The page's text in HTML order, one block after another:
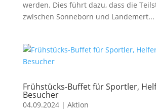
werden. Dies führt dazu, dass die
zwischen Sonneborn und Landemert...
Frühstücks-Buffet für Sportler,
Besucher
04.09.2024| Aktion